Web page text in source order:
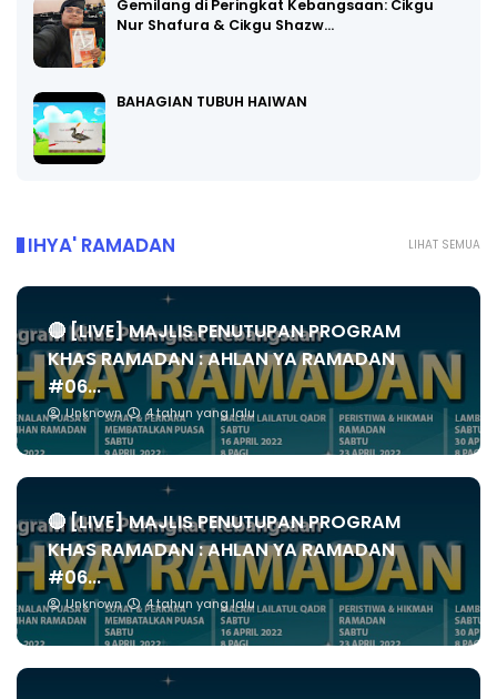
Gemilang di Peringkat Kebangsaan: Cikgu
Nur Shafura & Cikgu Shazw…
BAHAGIAN TUBUH HAIWAN
LIHAT SEMUA
IHYA' RAMADAN
🔴 [LIVE] MAJLIS PENUTUPAN PROGRAM
KHAS RAMADAN : AHLAN YA RAMADAN
#06...
Unknown 4 tahun yang lalu
🔴 [LIVE] MAJLIS PENUTUPAN PROGRAM
KHAS RAMADAN : AHLAN YA RAMADAN
#06...
Unknown 4 tahun yang lalu